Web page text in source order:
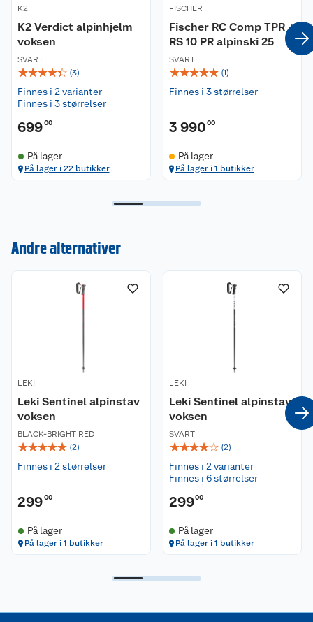
K2
K2 Verdict alpinhjelm
voksen
SVART
☆☆☆☆☆ (3)
Finnes i 2 varianter
Finnes i 3 størrelser
69900
På lager
På lager i 22 butikker
FISCHER
Fischer RC Comp TPR +
RS 10 PR alpinski 25
SVART
☆☆☆☆☆ (1)
Finnes i 3 størrelser
3 990 00
På lager
På lager i 1 butikker
Andre alternativer
LEKI
Leki Sentinel alpinstav
voksen
BLACK-BRIGHT RED
☆☆☆☆☆ (2)
Finnes i 2 størrelser
29900
På lager
På lager i 1 butikker
LEKI
Leki Sentinel alpinstav
voksen
SVART
☆☆☆☆☆ (2)
Finnes i 2 varianter
Finnes i 6 størrelser
29900
På lager
På lager i 1 butikker
Våre merkevarer
Coop kjeder
Ledige stillinger
Samvirkelag
Kundeservice
Ofte stilte spørsmål
Betalingsalternativer
Leveringsalternativer
Kjøpsvilkår
Åpent kjøp
Klikk og hent
Festdrakter til hele familien
Hagemøbler og utemøbler